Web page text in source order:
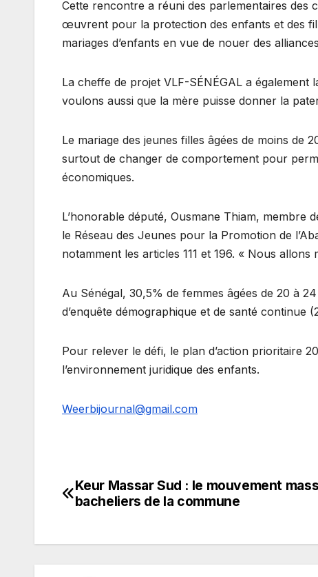
Cette rencontre a réuni des parlementaires des
œuvrent pour la protection des enfants et des
mariages d’enfants en vue de nouer des
La cheffe de projet VLF-SÉNÉGAL a
voulons aussi que la mère puisse donner la
Le mariage des jeunes filles âgées de moins de
surtout de changer de comportement pour
économiques.
L’honorable député, Ousmane Thiam, membre
le Réseau des Jeunes pour la Promotion de
notamment les articles 111 et 196. « Nous
Au Sénégal, 30,5% de femmes âgées de 20 à
d’enquête démographique et de santé continue
Pour relever le défi, le plan d’action prioritaire
l’environnement juridique des enfants.
Weerbijournal@gmail.com
Navigation
l’article
Keur Massar Sud : le mouvement
bacheliers de la commune